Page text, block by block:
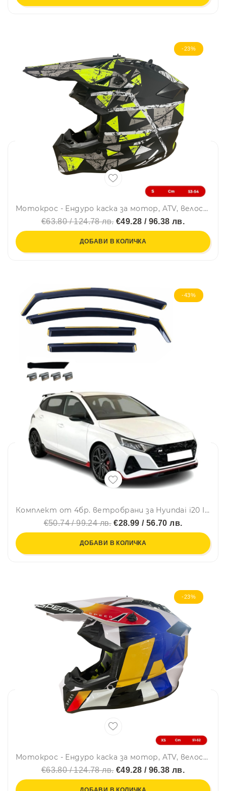
-23%
Мотокрос - Ендуро каска за мотор, ATV, велосипед – размер S (53–54 см) черен мат с неоново жълт дизайн
€63.80 / 124.78 лв.€49.28 / 96.38 лв.
ДОБАВИ В КОЛИЧКА
-43%
Комплект от 4бр. ветробрани за Hyundai i20 III 2021 г. +
€50.74 / 99.24 лв.€28.99 / 56.70 лв.
ДОБАВИ В КОЛИЧКА
-23%
Мотокрос - Ендуро каска за мотор, ATV, велосипед – размер XS (51–52 см) бяла с жълто/син дизайн
€63.80 / 124.78 лв.€49.28 / 96.38 лв.